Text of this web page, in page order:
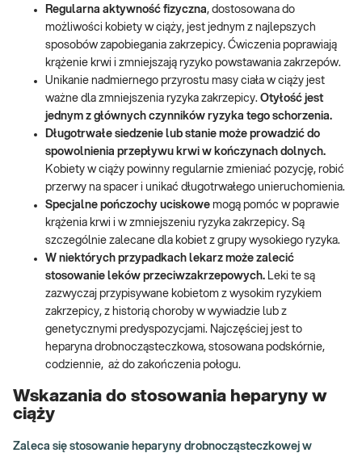
Regularna aktywność fizyczna, dostosowana do
możliwości kobiety w ciąży, jest jednym z najlepszych
sposobów zapobiegania zakrzepicy. Ćwiczenia poprawiają
krążenie krwi i zmniejszają ryzyko powstawania zakrzepów.
Unikanie nadmiernego przyrostu masy ciała w ciąży jest
ważne dla zmniejszenia ryzyka zakrzepicy. Otyłość jest
jednym z głównych czynników ryzyka tego schorzenia.
Długotrwałe siedzenie lub stanie może prowadzić do
spowolnienia przepływu krwi w kończynach dolnych.
Kobiety w ciąży powinny regularnie zmieniać pozycję, robić
przerwy na spacer i unikać długotrwałego unieruchomienia.
Specjalne pończochy uciskowe mogą pomóc w poprawie
krążenia krwi i w zmniejszeniu ryzyka zakrzepicy. Są
szczególnie zalecane dla kobiet z grupy wysokiego ryzyka.
W niektórych przypadkach lekarz może zalecić
stosowanie leków przeciwzakrzepowych. Leki te są
zazwyczaj przypisywane kobietom z wysokim ryzykiem
zakrzepicy, z historią choroby w wywiadzie lub z
genetycznymi predyspozycjami. Najczęściej jest to
heparyna drobnocząsteczkowa, stosowana podskórnie,
codziennie, aż do zakończenia połogu.
Wskazania do stosowania heparyny w
ciąży
Zaleca się stosowanie heparyny drobnocząsteczkowej w